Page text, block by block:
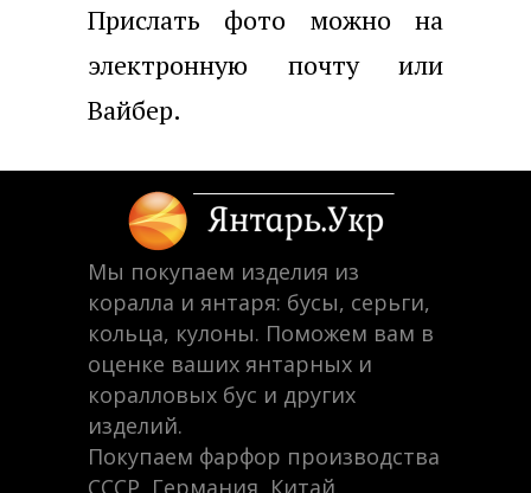
Прислать фото можно на
электронную почту или
Вайбер.
Мы покупаем изделия из
коралла и янтаря: бусы, серьги,
кольца, кулоны. Поможем вам в
оценке ваших янтарных и
коралловых бус и других
изделий.
Покупаем фарфор производства
СССР, Германия, Китай.